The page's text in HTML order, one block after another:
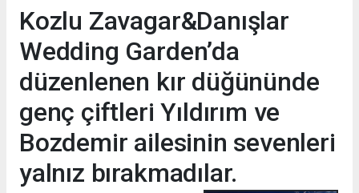
Kozlu Zavagar&Danışlar
Wedding Garden’da
düzenlenen kır düğününde
genç çiftleri Yıldırım ve
Bozdemir ailesinin sevenleri
yalnız bırakmadılar.